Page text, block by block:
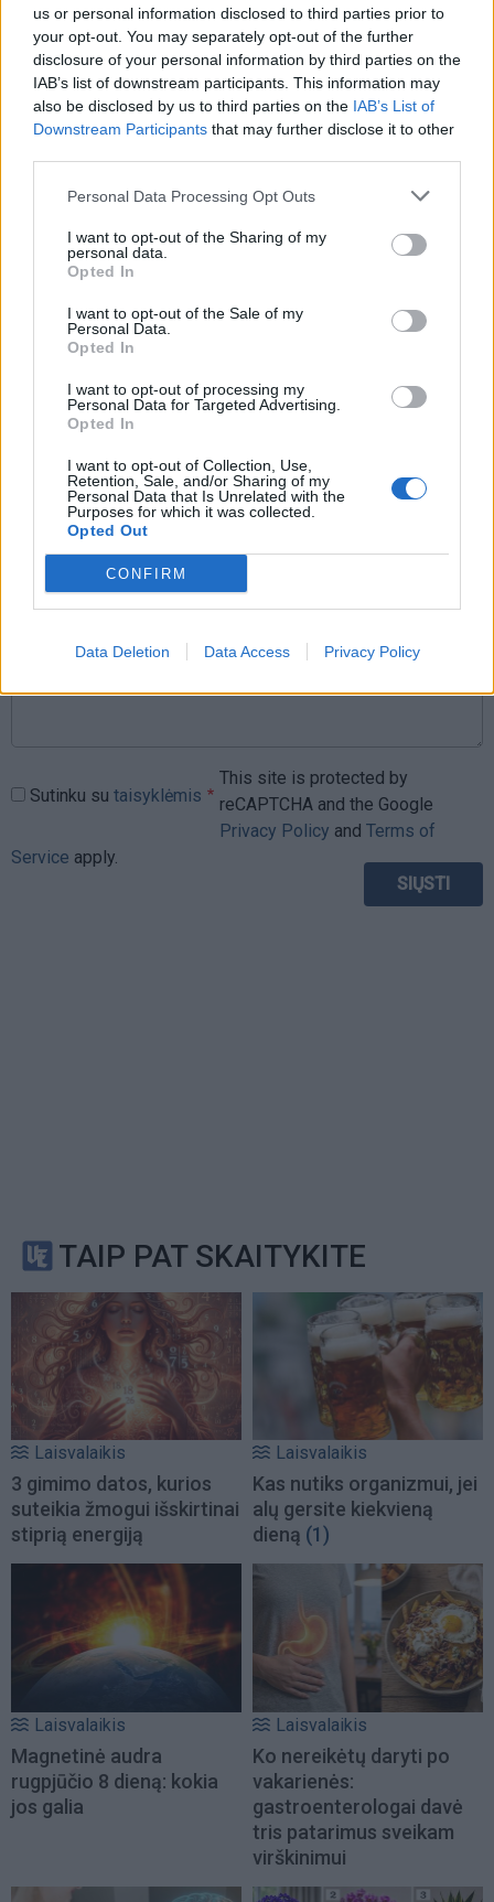
us or personal information disclosed to third parties prior to
your opt-out. You may separately opt-out of the further
disclosure of your personal information by third parties on the
IAB’s list of downstream participants. This information may
also be disclosed by us to third parties on the IAB’s List of
Downstream Participants that may further disclose it to other
Personal Data Processing Opt Outs
I want to opt-out of the Sharing of my
personal data.
Opted In
I want to opt-out of the Sale of my
Personal Data.
Opted In
I want to opt-out of processing my
Personal Data for Targeted Advertising.
Opted In
I want to opt-out of Collection, Use,
Retention, Sale, and/or Sharing of my
Personal Data that Is Unrelated with the
Purposes for which it was collected.
Opted Out
CONFIRM
Data Deletion Data Access Privacy Policy
kokia jos galia
Komentarai
Rašyti komentarą
Komentaras
Sutinku su taisyklėmis
This site is protected by
reCAPTCHA and the Google
Privacy Policy and Terms of
Service apply.
TAIP PAT SKAITYKITE
Laisvalaikis
3 gimimo datos, kurios
suteikia žmogui išskirtinai
stiprią energiją
Laisvalaikis
Kas nutiks organizmui, jei
alų gersite kiekvieną
dieną (1)
Laisvalaikis
Magnetinė audra
rugpjūčio 8 dieną: kokia
jos galia
Laisvalaikis
Ko nereikėtų daryti po
vakarienės:
gastroenterologai davė
tris patarimus sveikam
virškinimui